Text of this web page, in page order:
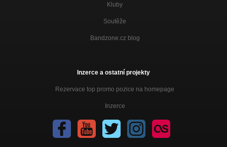
Kluby
Soutěže
Bandzone.cz blog
Inzerce a ostatní projekty
Rezervace top promo pozice na homepage
Inzerce